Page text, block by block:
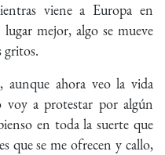
viene a Europa en
mejor, algo se mueve
gritos.
aunque ahora veo la vida
voy a protestar por algún
en toda la suerte que
que se me ofrecen y callo,